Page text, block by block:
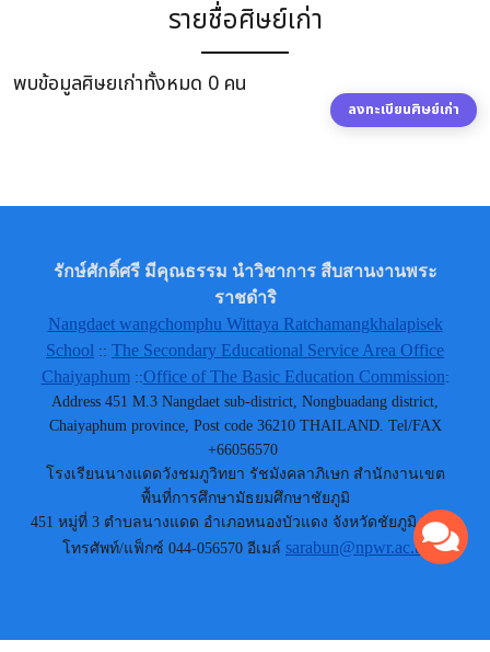
รายชื่อศิษย์เก่า
พบข้อมูลศิษยเก่าทั้งหมด 0 คน
ลงทะเบียนศิษย์เก่า
รักษ์ศักดิ์ศรี มีคุณธรรม นำวิชาการ สืบสานงานพระ
ราชดำริ
Nangdaet wangchomphu Wittaya Ratchamangkhalapisek
School :: The Secondary Educational Service Area Office
Chaiyaphum::Office of The Basic Education Commission:
Address 451 M.3 Nangdaet sub-district, Nongbuadang district,
Chaiyaphum province, Post code 36210 THAILAND. Tel/FAX
+66056570
โรงเรียนนางแดดวังชมภูวิทยา รัชมังคลาภิเษก สำนักงานเขต
พื้นที่การศึกษามัธยมศึกษาชัยภูมิ
451 หมู่ที่ 3 ตำบลนางแดด อำเภอหนองบัวแดง จังหวัดชัยภูมิ 36210
โทรศัพท์/แฟ็กซ์ 044-056570 อีเมล์ sarabun@npwr.ac.th